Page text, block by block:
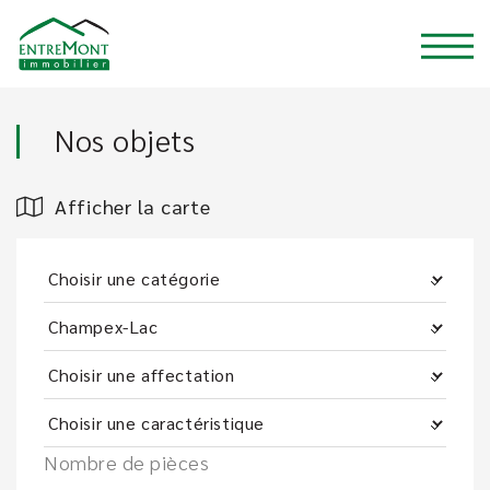
Nos objets
Afficher la carte
Nombre de pièces